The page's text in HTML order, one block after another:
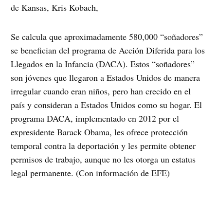
de Kansas, Kris Kobach,
Se calcula que aproximadamente 580,000 “soñadores”
se benefician del programa de Acción Diferida para los
Llegados en la Infancia (DACA). Estos “soñadores”
son jóvenes que llegaron a Estados Unidos de manera
irregular cuando eran niños, pero han crecido en el
país y consideran a Estados Unidos como su hogar. El
programa DACA, implementado en 2012 por el
expresidente Barack Obama, les ofrece protección
temporal contra la deportación y les permite obtener
permisos de trabajo, aunque no les otorga un estatus
legal permanente. (Con información de EFE)